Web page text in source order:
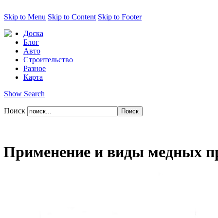
Skip to Menu Skip to Content Skip to Footer
Доска
Блог
Авто
Строительство
Разное
Карта
Show Search
Поиск
Применение и виды медных